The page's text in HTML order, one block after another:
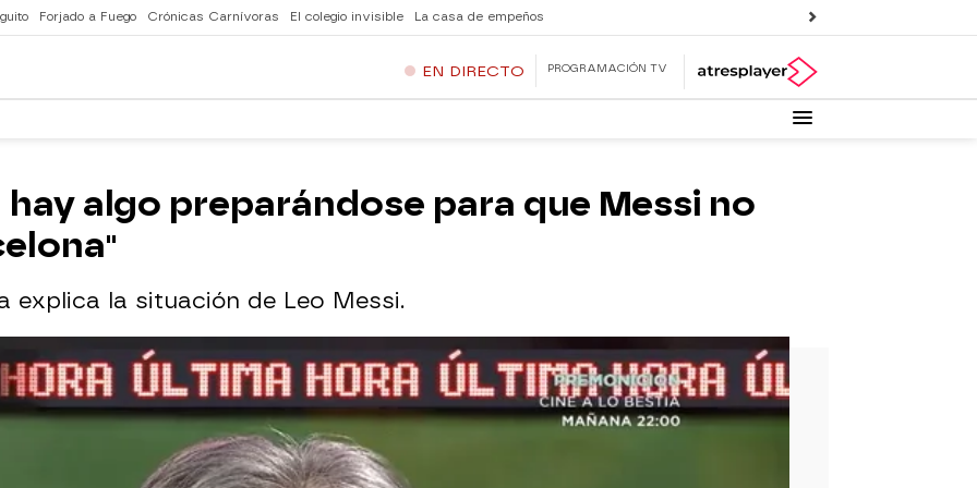
Forjado a Fuego Crónicas Carnívoras El colegio invisible La casa de empeños
EN DIRECTO PROGRAMACIÓN TV
hay algo preparándose para que Messi no
explica la situación de Leo Messi.